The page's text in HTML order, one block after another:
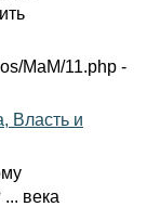
MaM/11.php -
Власть и
века